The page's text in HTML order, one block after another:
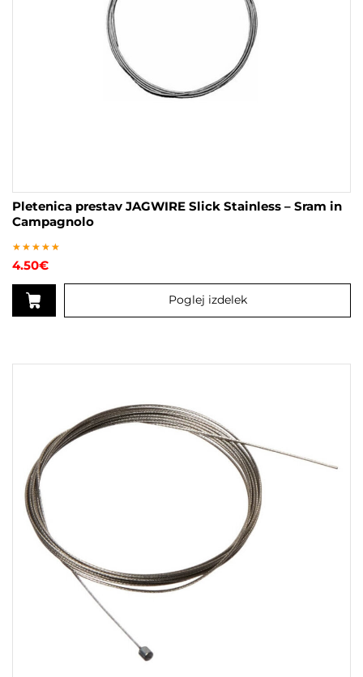
Pletenica prestav JAGWIRE Slick Stainless – Sram in
Campagnolo
Ocenjeno
5
4.50€
Poglej izdelek